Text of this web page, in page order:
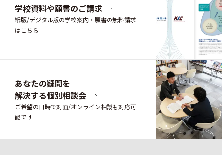
学校資料や願書のご請求
紙版/デジタル版の学校案内・願書の無料請求
はこちら
あなたの疑問を
解決する個別相談会
ご希望の日時で対面/オンライン相談も対応可
能です